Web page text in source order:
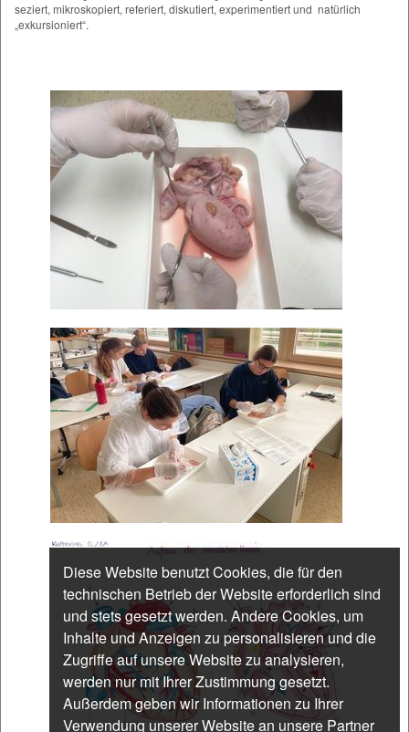
seziert, mikroskopiert, referiert, diskutiert, experimentiert und natürlich
„exkursioniert“.
Diese Website benutzt Cookies, die für den
technischen Betrieb der Website erforderlich sind
und stets gesetzt werden. Andere Cookies, um
Inhalte und Anzeigen zu personalisieren und die
Zugriffe auf unsere Website zu analysieren,
werden nur mit Ihrer Zustimmung gesetzt.
Außerdem geben wir Informationen zu Ihrer
Verwendung unserer Website an unsere Partner